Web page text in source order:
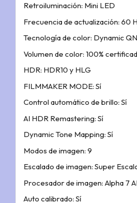
Retroiluminación: Mini LED
Frecuencia de actualización: 60
Tecnología de color: Dynamic
Volumen de color: 100%
HDR: HDR10 y HLG
FILMMAKER MODE: Sí
Control automático de brillo: Sí
AI HDR Remastering: Sí
Dynamic Tone Mapping: Sí
Modos de imagen: 9
Escalado de imagen: Super
Procesador de imagen: Alpha 7
Auto calibrado: Sí